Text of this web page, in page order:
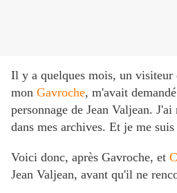
Il y a quelques mois, un
mon Gavroche, m'avait
personnage de Jean Valjean. J'ai
dans mes archives. Et je me
Voici donc, après Gavroche, et
Jean Valjean, avant qu'il ne